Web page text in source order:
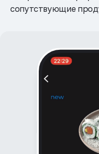
сопутствующие